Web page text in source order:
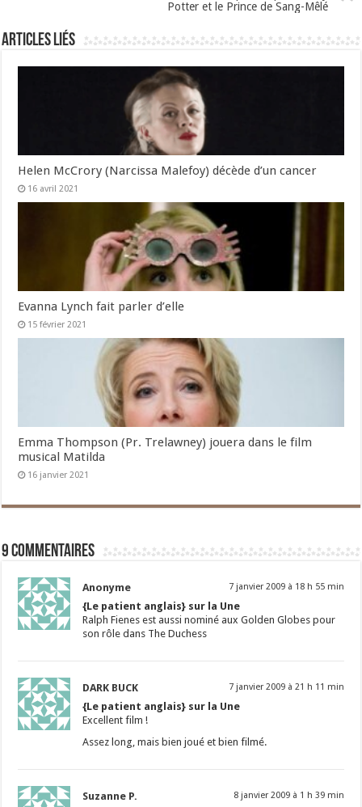
Potter et le Prince de Sang-Mêlé
Articles liés
Helen McCrory (Narcissa Malefoy) décède d’un cancer
16 avril 2021
Evanna Lynch fait parler d’elle
15 février 2021
Emma Thompson (Pr. Trelawney) jouera dans le film
musical Matilda
16 janvier 2021
9 commentaires
Anonyme 7 janvier 2009 à 18 h 55 min
{Le patient anglais} sur la Une
Ralph Fienes est aussi nominé aux Golden Globes pour
son rôle dans The Duchess
DARK BUCK 7 janvier 2009 à 21 h 11 min
{Le patient anglais} sur la Une
Excellent film !
Assez long, mais bien joué et bien filmé.
Suzanne P. 8 janvier 2009 à 1 h 39 min